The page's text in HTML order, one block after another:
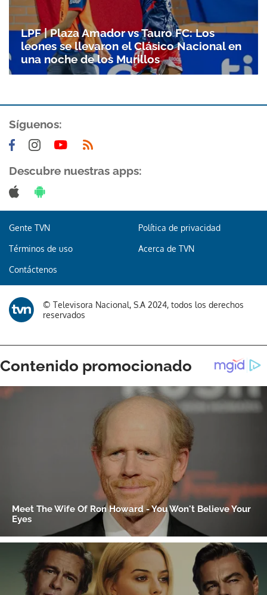
Gracias por suscribirte a nuestro boletín.
ACEPTAR
LPF | Plaza Amador vs Tauro FC: Los
leones se llevaron el Clásico Nacional en
una noche de los Murillos
Síguenos:
Descubre nuestras apps:
Gente TVN Política de privacidad
Términos de uso Acerca de TVN
Contáctenos
© Televisora Nacional, S.A 2024, todos los derechos
reservados